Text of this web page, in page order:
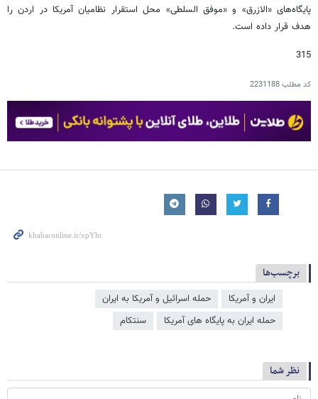
پایگاه‌های «الازرق» و «موفق السلطی» محل استقرار نظامیان آمریکا در اردن را
هدف قرار داده است.
315
کد مطلب2231188
برچسب‌ها
ایران و آمریکا
حمله اسرائیل و آمریکا به ایران
حمله ایران به پایگاه های آمریکا
سنتکام
نظر شما